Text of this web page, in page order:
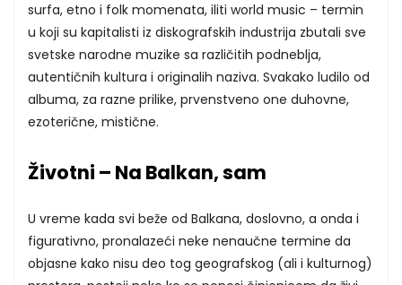
surfa, etno i folk momenata, iliti world music – termin
u koji su kapitalisti iz diskografskih industrija zbutali sve
svetske narodne muzike sa različitih podneblja,
autentičnih kultura i originalih naziva. Svakako ludilo od
albuma, za razne prilike, prvenstveno one duhovne,
ezoterične, mistične.
Životni – Na Balkan, sam
U vreme kada svi beže od Balkana, doslovno, a onda i
figurativno, pronalazeći neke nenaučne termine da
objasne kako nisu deo tog geografskog (ali i kulturnog)